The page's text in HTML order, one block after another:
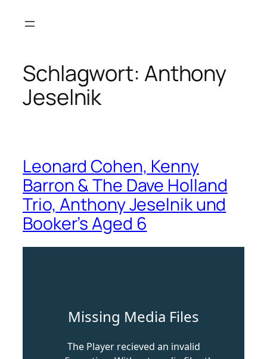
Inhalt
Schlagwort: Anthony
Jeselnik
Leonard Cohen, Kenny
Barron & The Dave Holland
Trio, Anthony Jeselnik und
Booker’s Aged 6